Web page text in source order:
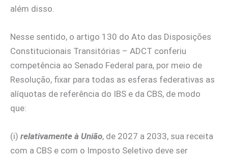
além disso.
Nesse sentido, o artigo 130 do Ato das Disposições
Constitucionais Transitórias – ADCT conferiu
competência ao Senado Federal para, por meio de
Resolução, fixar para todas as esferas federativas as
alíquotas de referência do IBS e da CBS, de modo
que:
(i) relativamente à União, de 2027 a 2033, sua receita
com a CBS e com o Imposto Seletivo deve ser